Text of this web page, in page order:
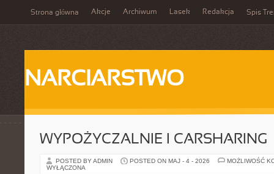
Strona główna Akcje Archiwum Lasek Redakcja Spis
NARCIARSTWO
WYPOŻYCZALNIE I CARSHARING
POSTED BY ADMIN POSTED ON MAJ - 4 - 2026
MOŻLIWOŚĆ
WYŁĄCZONA